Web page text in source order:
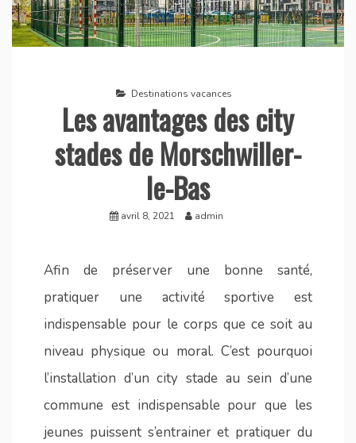
Destinations vacances
Les avantages des city
stades de Morschwiller-
le-Bas
avril 8, 2021 admin
Afin de préserver une bonne santé,
pratiquer une activité sportive est
indispensable pour le corps que ce soit au
niveau physique ou moral. C’est pourquoi
l’installation d’un city stade au sein d’une
commune est indispensable pour que les
jeunes puissent s’entrainer et pratiquer du